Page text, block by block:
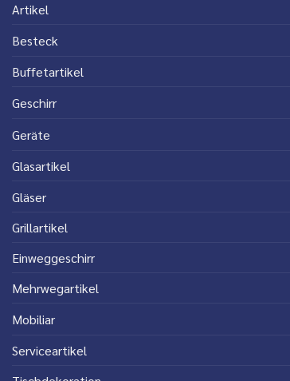
Artikel
Besteck
Buffetartikel
Geschirr
Geräte
Glasartikel
Gläser
Grillartikel
Einweggeschirr
Mehrwegartikel
Mobiliar
Serviceartikel